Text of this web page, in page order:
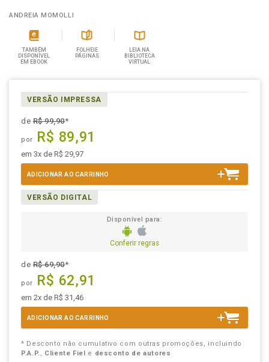
ANDREIA MOMOLLI
TAMBÉM
DISPONÍVEL
EM EBOOK
FOLHEIE
PÁGINAS
LEIA NA
BIBLIOTECA
VIRTUAL
VERSÃO IMPRESSA
deR$ 99,90*
por R$ 89,91
em 3x de R$ 29,97
ADICIONAR AO CARRINHO
VERSÃO DIGITAL
Disponível para:
Conferir regras
deR$ 69,90*
por R$ 62,91
em 2x de R$ 31,46
ADICIONAR AO CARRINHO
* Desconto não cumulativo com outras promoções, incluindo
P.A.P., Cliente Fiel e desconto de autores